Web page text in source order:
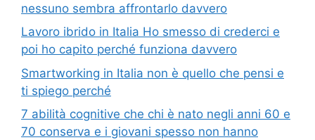
nessuno sembra affrontarlo davvero
Lavoro ibrido in Italia Ho smesso di crederci e
poi ho capito perché funziona davvero
Smartworking in Italia non è quello che pensi e
ti spiego perché
7 abilità cognitive che chi è nato negli anni 60 e
70 conserva e i giovani spesso non hanno